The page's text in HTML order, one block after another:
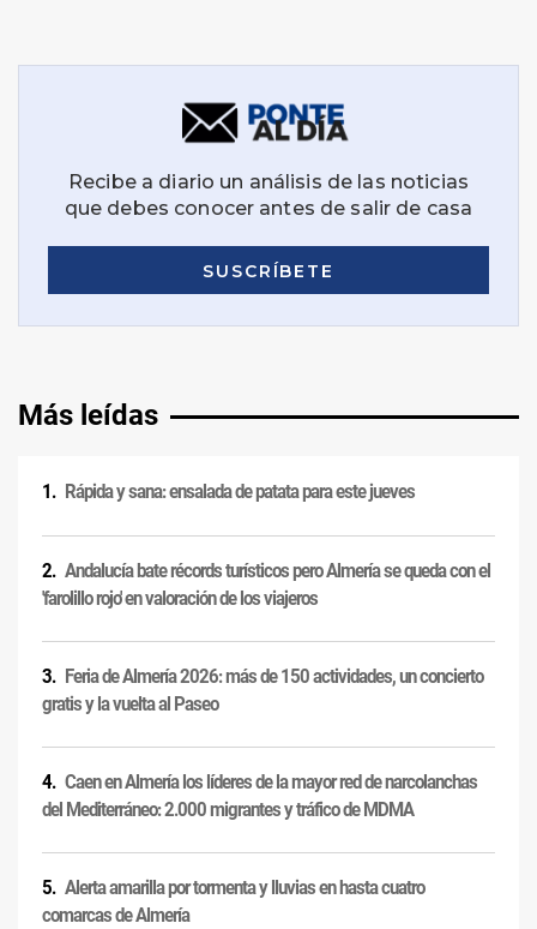
Más leídas
Rápida y sana: ensalada de patata para este jueves
Andalucía bate récords turísticos pero Almería se queda con el
'farolillo rojo' en valoración de los viajeros
Feria de Almería 2026: más de 150 actividades, un concierto
gratis y la vuelta al Paseo
Caen en Almería los líderes de la mayor red de narcolanchas
del Mediterráneo: 2.000 migrantes y tráfico de MDMA
Alerta amarilla por tormenta y lluvias en hasta cuatro
comarcas de Almería